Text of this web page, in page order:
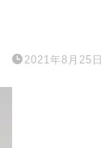
2021年8月25日